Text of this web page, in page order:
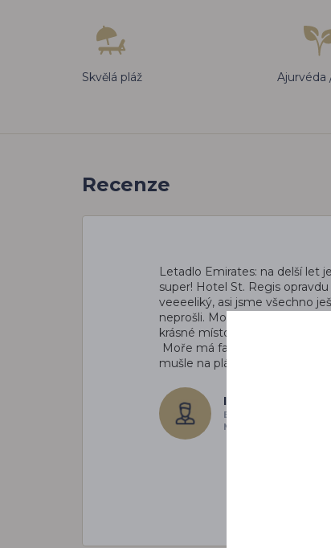
Skvělá pláž Ajurvéda
Recenze
Letadlo Emirates: na delší let
super! Hotel St. Regis opravdu
veeeeliký, asi jsme všechno
neprošli. Moc se nám tady líbí
krásné místo, že by byla škoda
Moře má fakt krásnou
mušle na pláži, nádhera!
Iva B.
EMIRÁTY, INDIE,
MALEDIVY